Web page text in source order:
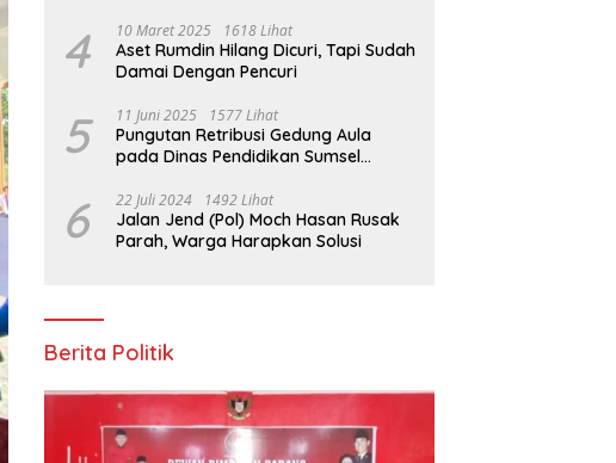
4 10 Maret 2025 1618 Lihat
Aset Rumdin Hilang Dicuri, Tapi Sudah
Damai Dengan Pencuri
5 11 Juni 2025 1577 Lihat
Pungutan Retribusi Gedung Aula
pada Dinas Pendidikan Sumsel
6 22 Juli 2024 1492 Lihat
Jalan Jend (Pol) Moch Hasan Rusak
Parah, Warga Harapkan Solusi
Berita Politik